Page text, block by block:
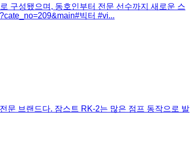
구성됐으며, 동호인부터 전문 선수까지 새로운 스
빅터 #vi...
문 브랜드다. 잠스트 RK-2는 많은 점프 동작으로 발